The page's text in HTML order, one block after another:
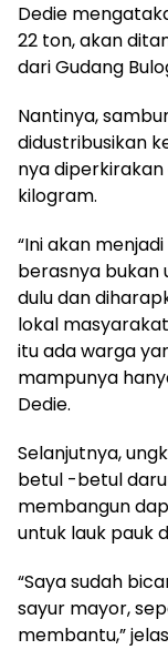
Dedie
22 ton, akan
dari Gudang
Nantinya,
didustribusikan
nya
kilogram.
“Ini akan
berasnya bukan
dulu dan
lokal
itu ada warga
mampunya
Dedie.
Selanjutnya,
betul -betul
membangun
untuk lauk pauk
“Saya sudah
sayur mayor,
membantu,”